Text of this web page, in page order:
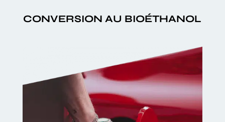
CONVERSION AU BIOÉTHANOL